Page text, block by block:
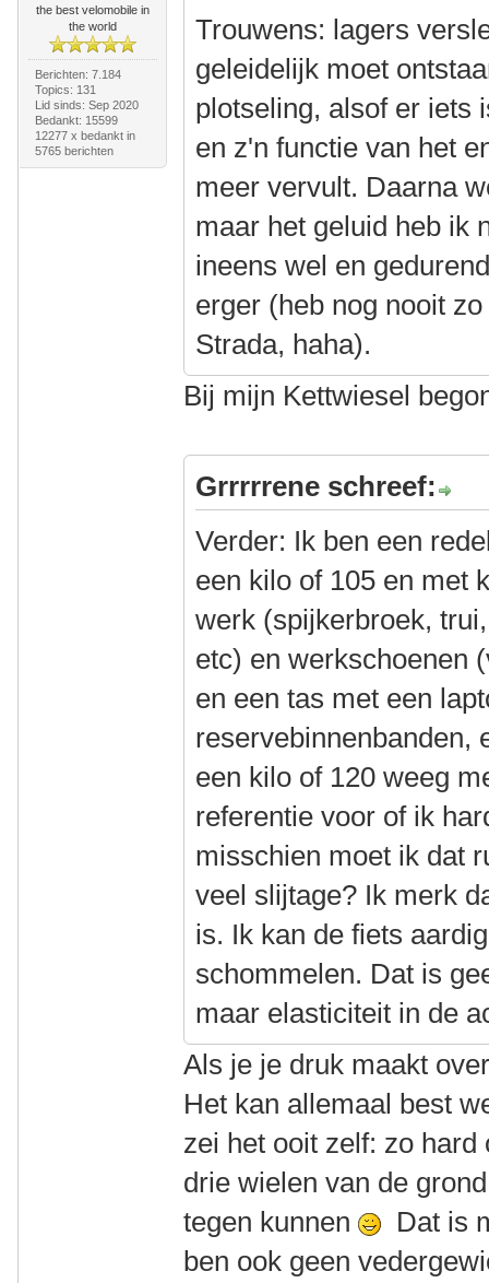
the best velomobile in
the world
Berichten: 7.184
Topics: 131
Lid sinds: Sep 2020
Bedankt: 15599
12277 x bedankt in
5765 berichten
Trouwens: lagers
geleidelijk moet
plotseling, alsof er iets
en z'n functie van het
meer vervult. Daarna
maar het geluid heb ik
ineens wel en
erger (heb nog nooit
Strada, haha).
Bij mijn Kettwiesel
Grrrrrene schreef:
Verder: Ik ben een
een kilo of 105 en met
werk (spijkerbroek,
etc) en werkschoenen
en een tas met een
reservebinnenbanden,
een kilo of 120 weeg
referentie voor of ik
misschien moet ik dat
veel slijtage? Ik merk
is. Ik kan de fiets
schommelen. Dat is
maar elasticiteit in de
Als je je druk maakt
Het kan allemaal best
zei het ooit zelf: zo
drie wielen van de
tegen kunnen
Dat is
ben ook geen